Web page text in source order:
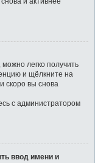
легко получить
и щёлкните на
скоро вы снова
с администратором
ввод имени и